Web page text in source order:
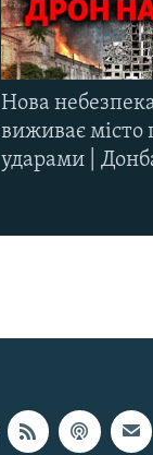
Нова
виживає місто
ударами |